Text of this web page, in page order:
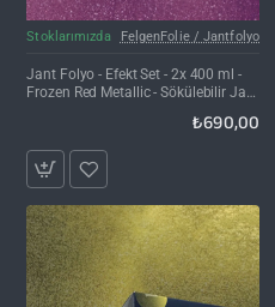
Kargo Bedava
Stoklarımızda FelgenFolie / Jantfolyo
Jant Folyo - Efekt Set - 2x 400 ml -
Frozen Red Metallic - Sökülebilir Jant
₺690,00